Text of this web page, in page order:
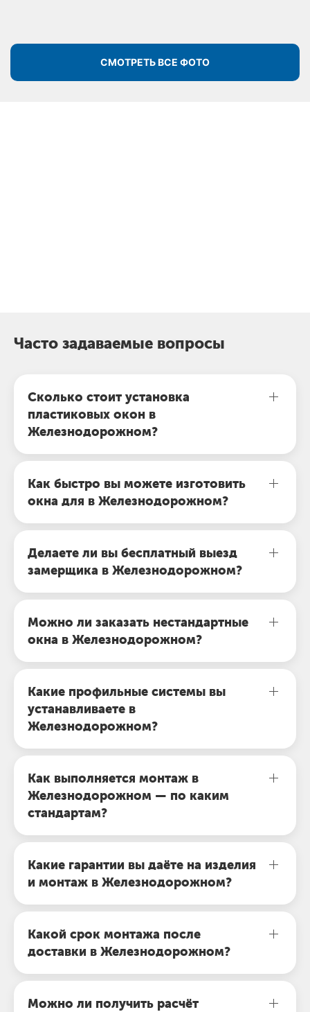
СМОТРЕТЬ ВСЕ ФОТО
Часто задаваемые вопросы
Сколько стоит установка
пластиковых окон в
Железнодорожном?
Как быстро вы можете изготовить
окна для в Железнодорожном?
Делаете ли вы бесплатный выезд
замерщика в Железнодорожном?
Можно ли заказать нестандартные
окна в Железнодорожном?
Какие профильные системы вы
устанавливаете в
Железнодорожном?
Как выполняется монтаж в
Железнодорожном — по каким
стандартам?
Какие гарантии вы даёте на изделия
и монтаж в Железнодорожном?
Какой срок монтажа после
доставки в Железнодорожном?
Можно ли получить расчёт